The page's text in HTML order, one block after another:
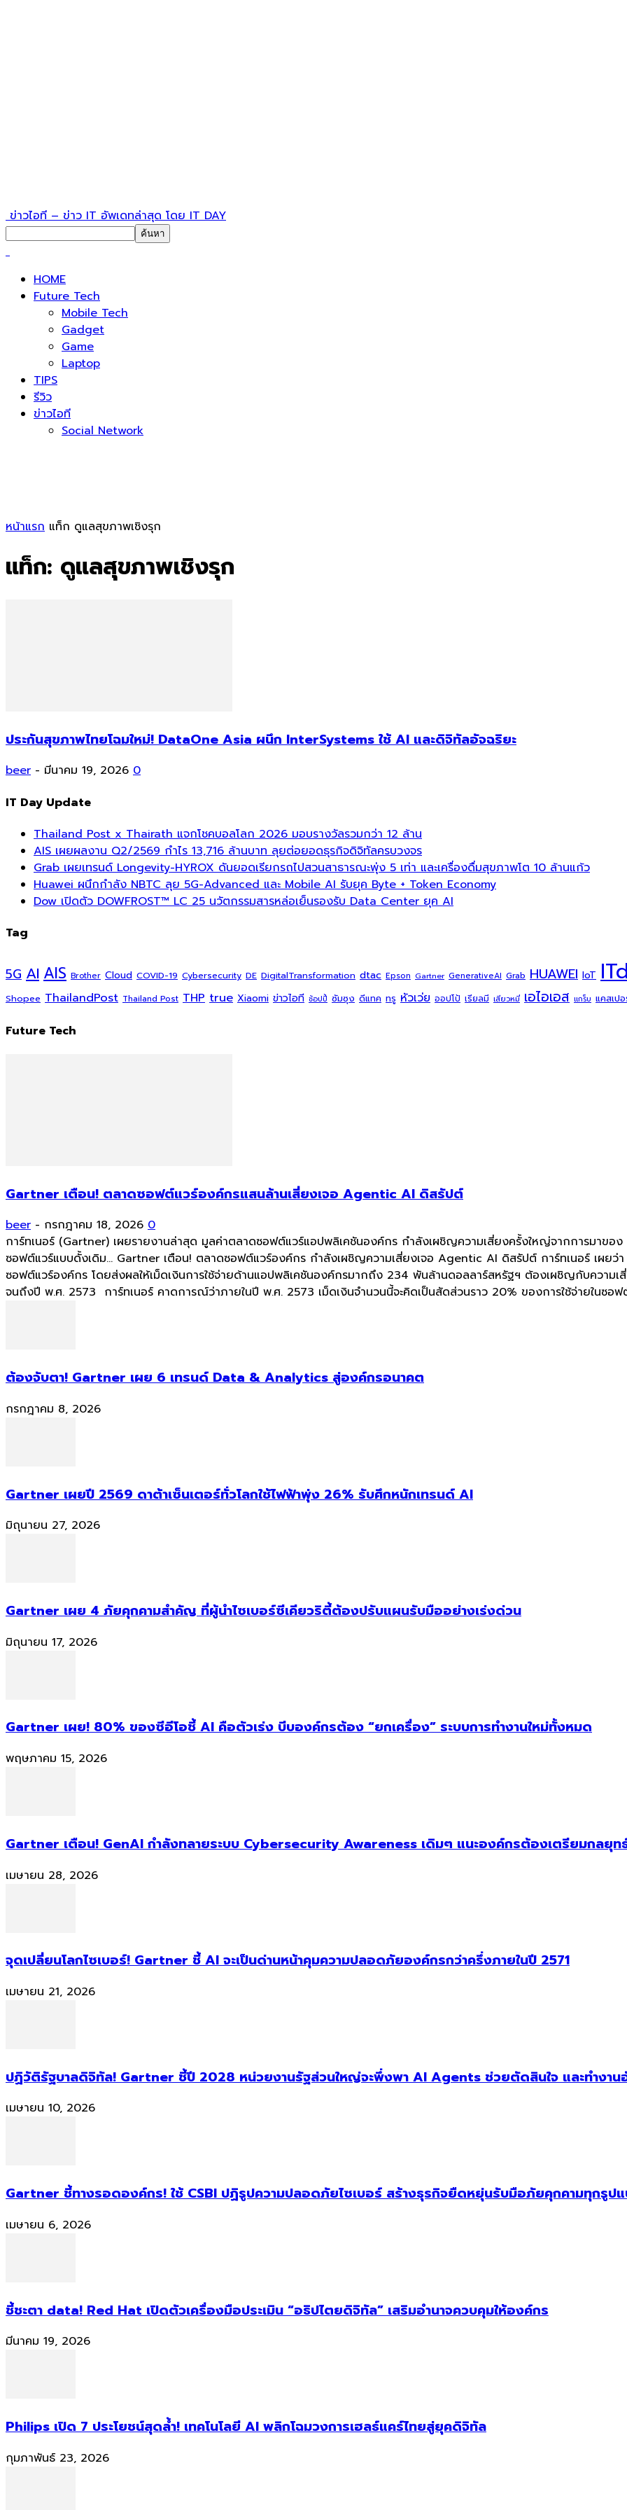
ข่าวไอที – ข่าว IT อัพเดทล่าสุด โดย IT DAY
HOME
Future Tech
Mobile Tech
Gadget
Game
Laptop
TIPS
รีวิว
ข่าวไอที
Social Network
หน้าแรก แท็ก ดูแลสุขภาพเชิงรุก
แท็ก: ดูแลสุขภาพเชิงรุก
ประกันสุขภาพไทยโฉมใหม่! DataOne Asia ผนึก InterSystems ใช้ AI และดิจิทัลอัจฉริยะ
beer - มีนาคม 19, 2026 0
IT Day Update
Thailand Post x Thairath แจกโชคบอลโลก 2026 มอบรางวัลรวมกว่า 12 ล้าน
AIS เผยผลงาน Q2/2569 กำไร 13,716 ล้านบาท ลุยต่อยอดธุรกิจดิจิทัลครบวงจร
Grab เผยเทรนด์ Longevity-HYROX ดันยอดเรียกรถไปสวนสาธารณะพุ่ง 5 เท่า และเครื่องดื่มสุขภาพโต 10 ล้านแก้ว
Huawei ผนึกกำลัง NBTC ลุย 5G-Advanced และ Mobile AI รับยุค Byte + Token Economy
Dow เปิดตัว DOWFROST™ LC 25 นวัตกรรมสารหล่อเย็นรองรับ Data Center ยุค AI
Tag
5G AI AIS Brother Cloud COVID-19 Cybersecurity DE DigitalTransformation dtac Epson Gartner GenerativeAI Grab HUAWEI IoT
Shopee ThailandPost Thailand Post THP true Xiaomi ข่าวไอที ช้อปปี้ ซัมซุง ดีแทค ทรู หัวเว่ย ออปโป้ เรียลมี เสียวหมี่ เอไอเอส แกร็บ แคสเป
Future Tech
Gartner เตือน! ตลาดซอฟต์แวร์องค์กรแสนล้านเสี่ยงเจอ Agentic AI ดิสรัปต์
beer - กรกฎาคม 18, 2026 0
การ์ทเนอร์ (Gartner) เผยรายงานล่าสุด มูลค่าตลาดซอฟต์แวร์แอปพลิเคชันองค์กร กำลังเผชิญความเสี่ยงครั้งใหญ่จากการมาขอ
ซอฟต์แวร์แบบดั้งเดิม... Gartner เตือน! ตลาดซอฟต์แวร์องค์กร กำลังเผชิญความเสี่ยงเจอ Agentic AI ดิสรัปต์ การ์ทเนอร์ เผยว่
ซอฟต์แวร์องค์กร โดยส่งผลให้เม็ดเงินการใช้จ่ายด้านแอปพลิเคชันองค์กรมากถึง 234 พันล้านดอลลาร์สหรัฐฯ ต้องเผชิญกับความเ
จนถึงปี พ.ศ. 2573 การ์ทเนอร์ คาดการณ์ว่าภายในปี พ.ศ. 2573 เม็ดเงินจำนวนนี้จะคิดเป็นสัดส่วนราว 20% ของการใช้จ่ายในซอฟ
ต้องจับตา! Gartner เผย 6 เทรนด์ Data & Analytics สู่องค์กรอนาคต
กรกฎาคม 8, 2026
Gartner เผยปี 2569 ดาต้าเซ็นเตอร์ทั่วโลกใช้ไฟฟ้าพุ่ง 26% รับศึกหนักเทรนด์ AI
มิถุนายน 27, 2026
Gartner เผย 4 ภัยคุกคามสำคัญ ที่ผู้นำไซเบอร์ซีเคียวริตี้ต้องปรับแผนรับมืออย่างเร่งด่วน
มิถุนายน 17, 2026
Gartner เผย! 80% ของซีอีโอชี้ AI คือตัวเร่ง บีบองค์กรต้อง “ยกเครื่อง” ระบบการทำงานใหม่ทั้งหมด
พฤษภาคม 15, 2026
Gartner เตือน! GenAI กำลังทลายระบบ Cybersecurity Awareness เดิมๆ แนะองค์กรต้องเตรียมกลยุท
เมษายน 28, 2026
จุดเปลี่ยนโลกไซเบอร์! Gartner ชี้ AI จะเป็นด่านหน้าคุมความปลอดภัยองค์กรกว่าครึ่งภายในปี 2571
เมษายน 21, 2026
ปฏิวัติรัฐบาลดิจิทัล! Gartner ชี้ปี 2028 หน่วยงานรัฐส่วนใหญ่จะพึ่งพา AI Agents ช่วยตัดสินใจ และทำงาน
เมษายน 10, 2026
Gartner ชี้ทางรอดองค์กร! ใช้ CSBI ปฏิรูปความปลอดภัยไซเบอร์ สร้างธุรกิจยืดหยุ่นรับมือภัยคุกคามทุกรูป
เมษายน 6, 2026
ชี้ชะตา data! Red Hat เปิดตัวเครื่องมือประเมิน “อธิปไตยดิจิทัล” เสริมอำนาจควบคุมให้องค์กร
มีนาคม 19, 2026
Philips เปิด 7 ประโยชน์สุดล้ำ! เทคโนโลยี AI พลิกโฉมวงการเฮลธ์แคร์ไทยสู่ยุคดิจิทัล
กุมภาพันธ์ 23, 2026